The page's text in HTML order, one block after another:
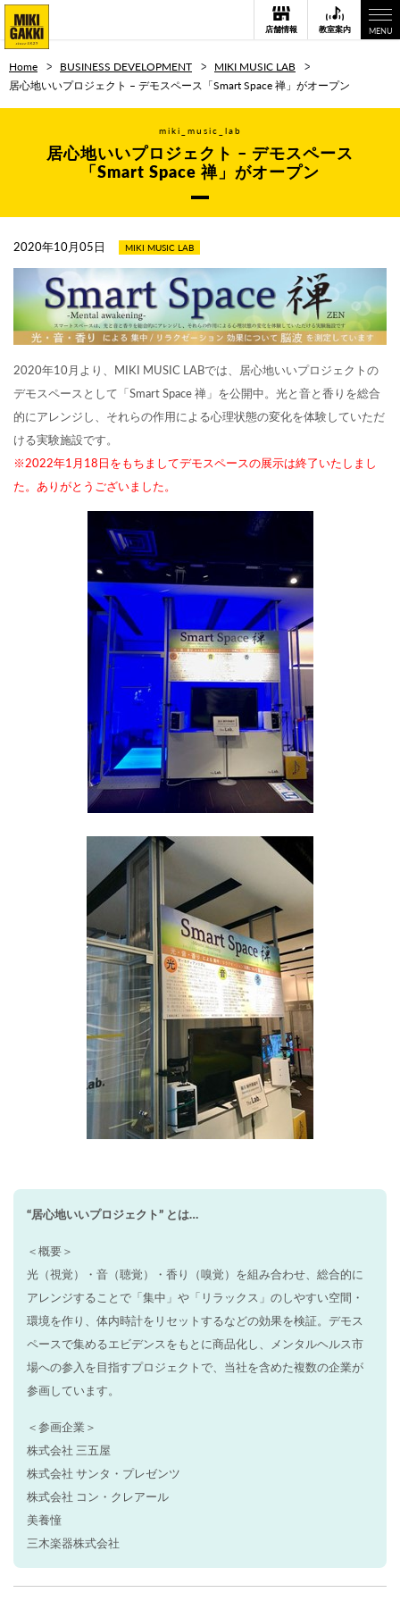
店舗情報 教室案内 MENU
Home BUSINESS DEVELOPMENT
MIKI MUSIC LAB
居心地いいプロジェクト – デモスペース「Smart Space 禅」がオープン
miki_music_lab
居心地いいプロジェクト – デモスペース
「Smart Space 禅」がオープン
2020年10月05日 MIKI MUSIC LAB
2020年10月より、MIKI MUSIC LABでは、居心地いいプロジェクトの
デモスペースとして「Smart Space 禅」を公開中。光と音と香りを総合
的にアレンジし、それらの作用による心理状態の変化を体験していただ
ける実験施設です。
※2022年1月18日をもちましてデモスペースの展示は終了いたしまし
た。ありがとうございました。
“居心地いいプロジェクト” とは…
＜概要＞
光（視覚）・音（聴覚）・香り（嗅覚）を組み合わせ、総合的に
アレンジすることで「集中」や「リラックス」のしやすい空間・
環境を作り、体内時計をリセットするなどの効果を検証。デモス
ペースで集めるエビデンスをもとに商品化し、メンタルヘルス市
場への参入を目指すプロジェクトで、当社を含めた複数の企業が
参画しています。
＜参画企業＞
株式会社 三五屋
株式会社 サンタ・プレゼンツ
株式会社 コン・クレアール
美養憧
三木楽器株式会社